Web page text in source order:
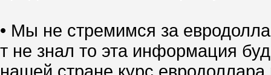
• Мы не стремимся за
т не знал то эта информация